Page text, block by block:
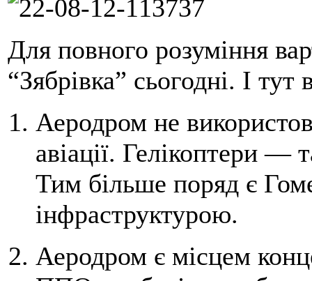
Для повного розуміння
“Зябрівка” сьогодні. І
Аеродром не
авіації. Гелікоптери —
Тим більше поряд є
інфраструктурою.
Аеродром є місцем